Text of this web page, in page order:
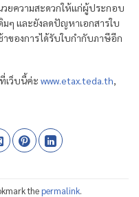
วยความสะดวกให้แก่ผู้ประกอบ
ๆ และยังลดปัญหาเอกสารใบ
ของการได้รับใบกำกับภาษีอีก
เว็บนี้ค่ะ www.etax.teda.th,
thepermalink.